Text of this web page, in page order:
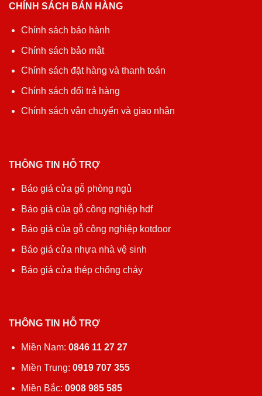
CHÍNH SÁCH BÁN HÀNG
Chính sách bảo hành
Chính sách bảo mật
Chính sách đặt hàng và thanh toán
Chính sách đổi trả hàng
Chính sách vận chuyển và giao nhận
THÔNG TIN HỖ TRỢ
Báo giá cửa gỗ phòng ngủ
Báo giá của gỗ công nghiệp hdf
Báo giá của gỗ công nghiệp kotdoor
Báo giá cửa nhựa nhà vệ sinh
Báo giá cửa thép chống cháy
THÔNG TIN HỖ TRỢ
Miền Nam: 0846 11 27 27
Miền Trung: 0919 707 355
Miền Bắc: 0908 985 585